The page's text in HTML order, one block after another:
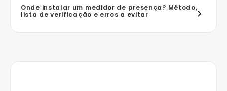
Onde instalar um medidor de presença? Método,
lista de verificação e erros a evitar